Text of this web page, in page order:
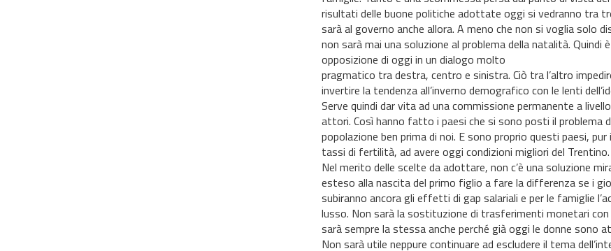
risultati delle buone politiche adottate oggi si vedranno tra
sarà al governo anche allora. A meno che non si voglia solo
non sarà mai una soluzione al problema della natalità.
opposizione di oggi in un dialogo molto
pragmatico tra destra, centro e sinistra. Ciò tra l’altro
invertire la tendenza all’inverno demografico con le lenti
Serve quindi dar vita ad una commissione permanente a
attori. Così hanno fatto i paesi che si sono posti il problema
popolazione ben prima di noi. E sono proprio questi paesi,
tassi di fertilità, ad avere oggi condizioni migliori del Trentino.
Nel merito delle scelte da adottare, non c’è una soluzione
esteso alla nascita del primo figlio a fare la differenza se i
subiranno ancora gli effetti di gap salariali e per le famiglie
lusso. Non sarà la sostituzione di trasferimenti monetari
sarà sempre la stessa anche perché già oggi le donne sono
Non sarà utile neppure continuare ad escludere il tema